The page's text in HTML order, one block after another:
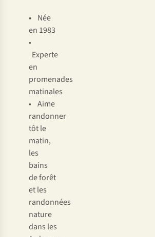
• Née
en 1983
•
Experte
en
promenades
matinales
• Aime
randonner
tôt le
matin,
les
bains
de forêt
et les
randonnées
nature
dans les